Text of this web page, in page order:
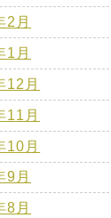
2月
1月
12月
11月
10月
9月
8月